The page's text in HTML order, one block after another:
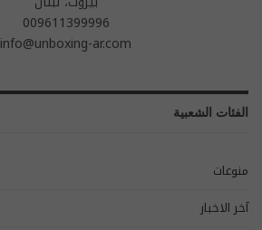
009611399996
info@unboxing-ar.com
الفئات الشعبية
منوعات
آخر الاخبار